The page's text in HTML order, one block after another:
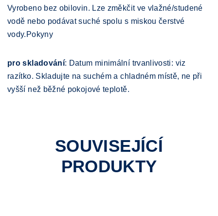
Vyrobeno bez obilovin. Lze změkčit ve vlažné/studené
vodě nebo podávat suché spolu s miskou čerstvé
vody.Pokyny
pro skladování: Datum minimální trvanlivosti: viz
razítko. Skladujte na suchém a chladném místě, ne při
vyšší než běžné pokojové teplotě.
SOUVISEJÍCÍ
PRODUKTY